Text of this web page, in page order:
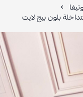
بلون بيج لايت